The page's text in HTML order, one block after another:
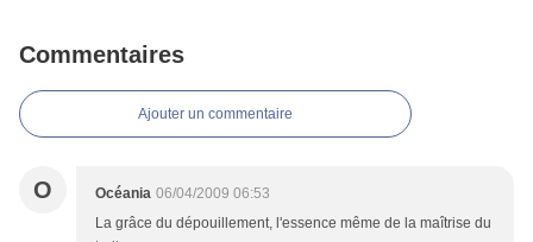
Commentaires
Ajouter un commentaire
O Océania 06/04/2009 06:53
La grâce du dépouillement, l'essence même de la maîtrise du